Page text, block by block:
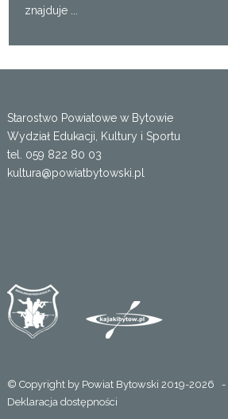
znajduje ...
Starostwo Powiatowe w Bytowie
Wydział Edukacji, Kultury i Sportu
tel. 059 822 80 03
kultura@powiatbytowski.pl
© Copyright by Powiat Bytowski 2019-2026 -
Deklaracja dostępności